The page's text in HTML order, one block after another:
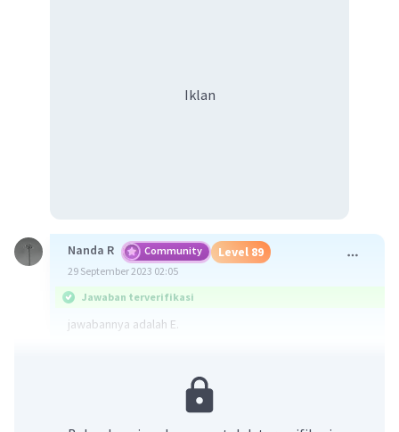
Iklan
Nanda R Community Level 89
29 September 2023 02:05
Jawaban terverifikasi
jawabannya adalah E.
bekerja pada suatu benda sama dengan nol, maka
benda yang diam akan tetap diam atau yang sedang
bergerak dengan kecepatan konstan akan tetap